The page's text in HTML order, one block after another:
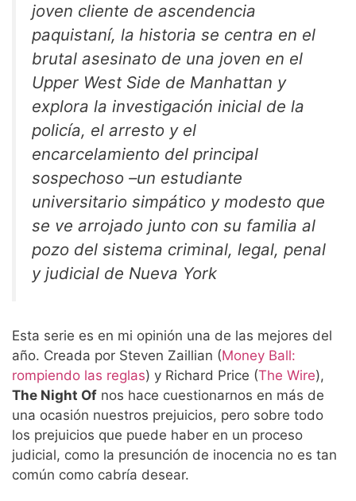
joven cliente de ascendencia
paquistaní, la historia se centra en el
brutal asesinato de una joven en el
Upper West Side de Manhattan y
explora la investigación inicial de la
policía, el arresto y el
encarcelamiento del principal
sospechoso –un estudiante
universitario simpático y modesto que
se ve arrojado junto con su familia al
pozo del sistema criminal, legal, penal
y judicial de Nueva York
Esta serie es en mi opinión una de las mejores del
año. Creada por Steven Zaillian (Money Ball:
rompiendo las reglas) y Richard Price (The Wire),
The Night Of nos hace cuestionarnos en más de
una ocasión nuestros prejuicios, pero sobre todo
los prejuicios que puede haber en un proceso
judicial, como la presunción de inocencia no es tan
común como cabría desear.